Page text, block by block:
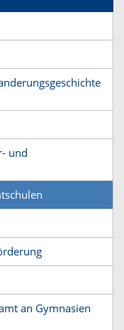
und
an Gymnasien